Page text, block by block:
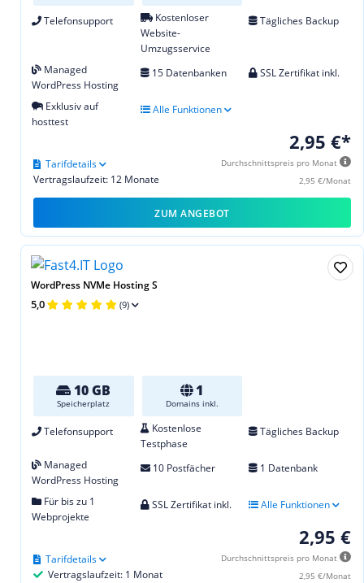
Telefonsupport
Kostenloser
Website-
Umzugsservice
Tägliches Backup
Managed
WordPress Hosting
15 Datenbanken SSL Zertifikat inkl.
Exklusiv auf
hosttest
Alle Funktionen
2,95 €*
Durchschnittspreis pro Monat
2,95 €/Monat
Vertragslaufzeit: 12 Monate
Tarifdetails
ZUM ANGEBOT
WordPress NVMe Hosting S
5,0 (9)
10 GB
Speicherplatz
1
Domains inkl.
Telefonsupport
Kostenlose
Testphase
Tägliches Backup
Managed
WordPress Hosting
10 Postfächer 1 Datenbank
Für bis zu 1
Webprojekte
SSL Zertifikat inkl. Alle Funktionen
2,95 €
Durchschnittspreis pro Monat
2,95 €/Monat
Vertragslaufzeit: 1 Monat
Tarifdetails